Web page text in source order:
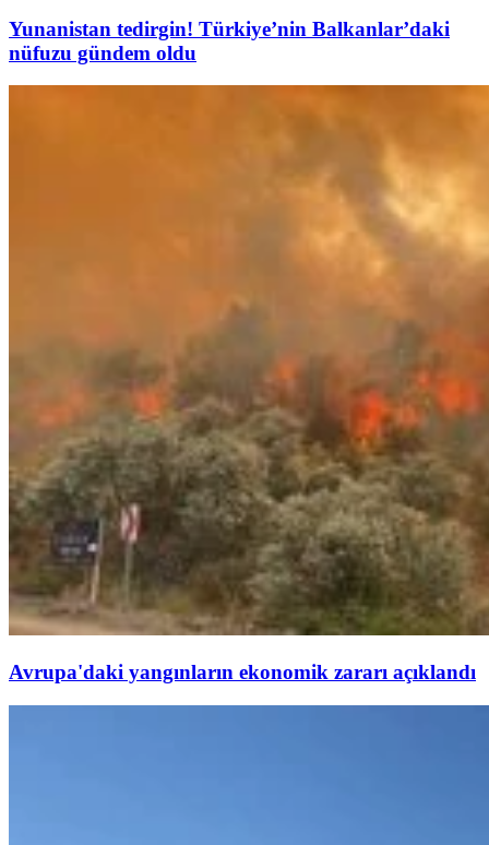
Yunanistan tedirgin! Türkiye’nin Balkanlar’daki
nüfuzu gündem oldu
Avrupa'daki yangınların ekonomik zararı açıklandı